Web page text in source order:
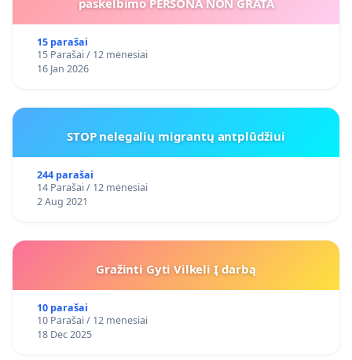
15 parašai
15 Parašai / 12 mėnesiai
16 Jan 2026
STOP nelegalių migrantų antplūdžiui
244 parašai
14 Parašai / 12 mėnesiai
2 Aug 2021
Gražinti Gyti Vilkeli Į darbą
10 parašai
10 Parašai / 12 mėnesiai
18 Dec 2025